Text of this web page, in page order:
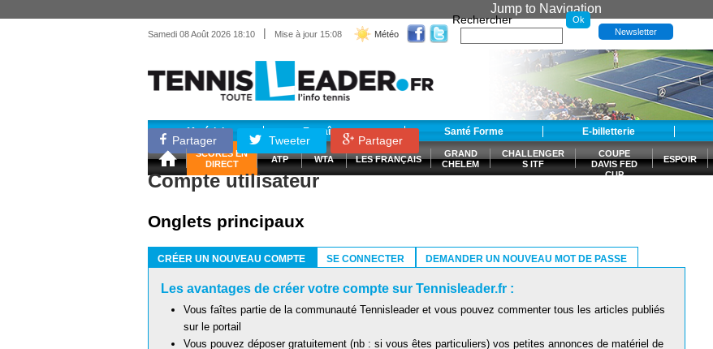
Jump to Navigation
Samedi 08 Août 2026 18:10 | Mise à jour 15:08 Météo
Rechercher
Newsletter
Matériel Entraînement Santé Forme E-billetterie
SCORES EN
DIRECT
ATP WTA LES FRANÇAIS
GRAND
CHELEM
CHALLENGER
S ITF
COUPE
DAVIS FED
CUP
ESPOIR
Partager Tweeter Partager
Compte utilisateur
Onglets principaux
CRÉER UN NOUVEAU COMPTE
SE CONNECTER DEMANDER UN NOUVEAU MOT DE PASSE
Les avantages de créer votre compte sur Tennisleader.fr :
Vous faîtes partie de la communauté Tennisleader et vous pouvez commenter tous les articles publiés
sur le portail
Vous pouvez déposer gratuitement (nb : si vous êtes particuliers) vos petites annonces de matériel de